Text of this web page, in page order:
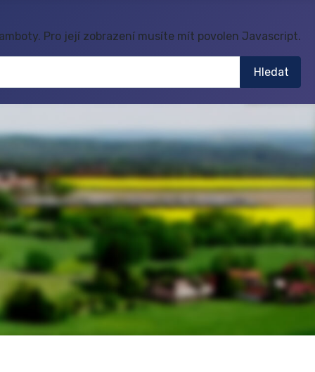
Pro její zobrazení musíte mít povolen Javascript.
Hledat